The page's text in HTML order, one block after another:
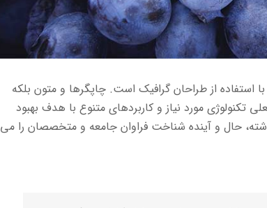
استفاده از طراحان گرافیک است. چاپگرها و متون بلکه
تکنولوژی مورد نیاز و کاربردهای متنوع با هدف بهبود
حال و آینده شناخت فراوان جامعه و متخصصان را می